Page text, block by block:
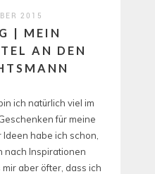
2015
| MEIN
AN DEN
ich natürlich viel im
für meine
habe ich schon,
nach Inspirationen
aber öfter, dass ich